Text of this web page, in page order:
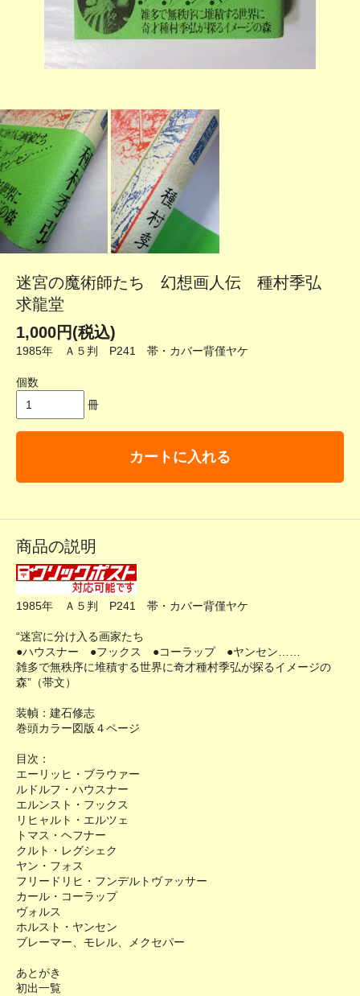
迷宮の魔術師たち 幻想画人伝 種村季弘
求龍堂
1,000円(税込)
1985年 Ａ５判 P241 帯・カバー背僅ヤケ
個数
冊
カートに入れる
商品の説明
1985年 Ａ５判 P241 帯・カバー背僅ヤケ
“迷宮に分け入る画家たち
●ハウスナー ●フックス ●コーラップ ●ヤンセン……
雑多で無秩序に堆積する世界に奇才種村季弘が探るイメージの
森”（帯文）
装幀：建石修志
巻頭カラー図版４ページ
目次：
エーリッヒ・ブラウァー
ルドルフ・ハウスナー
エルンスト・フックス
リヒャルト・エルツェ
トマス・ヘフナー
クルト・レグシェク
ヤン・フォス
フリードリヒ・フンデルトヴァッサー
カール・コーラップ
ヴォルス
ホルスト・ヤンセン
ブレーマー、モレル、メクセパー
あとがき
初出一覧